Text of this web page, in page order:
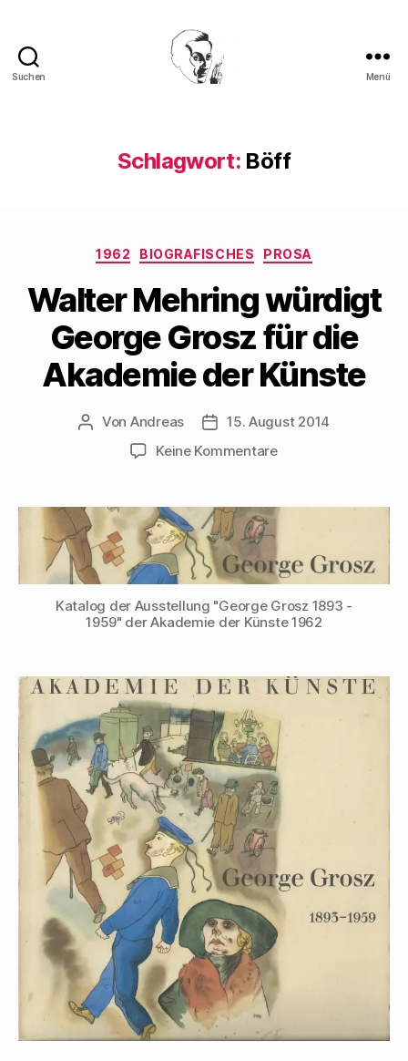
Suchen Menü
Schlagwort: Böff
Kategorien
1962 BIOGRAFISCHES PROSA
Walter Mehring würdigt
George Grosz für die
Akademie der Künste
Beitragsautor
Von Andreas Beitragsdatum
15. August 2014
Keine Kommentarezu
würdigt
für
die
Akademie
der
Katalog der Ausstellung "George Grosz 1893 -
1959" der Akademie der Künste 1962